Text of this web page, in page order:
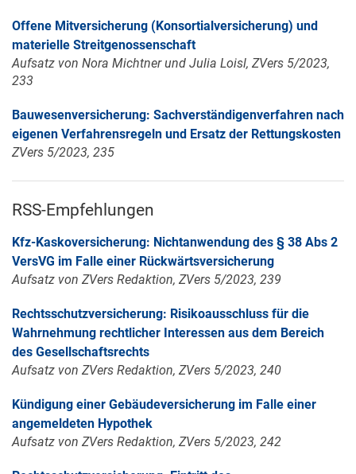
Offene Mitversicherung (Konsortialversicherung) und
materielle Streitgenossenschaft
Aufsatz von Nora Michtner und Julia Loisl, ZVers 5/2023,
233
Bauwesenversicherung: Sachverständigenverfahren nach
eigenen Verfahrensregeln und Ersatz der Rettungskosten
ZVers 5/2023, 235
RSS-Empfehlungen
Kfz-Kaskoversicherung: Nichtanwendung des § 38 Abs 2
VersVG im Falle einer Rückwärtsversicherung
Aufsatz von ZVers Redaktion, ZVers 5/2023, 239
Rechtsschutzversicherung: Risikoausschluss für die
Wahrnehmung rechtlicher Interessen aus dem Bereich
des Gesellschaftsrechts
Aufsatz von ZVers Redaktion, ZVers 5/2023, 240
Kündigung einer Gebäudeversicherung im Falle einer
angemeldeten Hypothek
Aufsatz von ZVers Redaktion, ZVers 5/2023, 242